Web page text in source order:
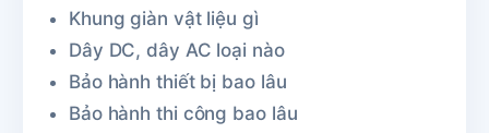
Khung giàn vật liệu gì
Dây DC, dây AC loại nào
Bảo hành thiết bị bao lâu
Bảo hành thi công bao lâu